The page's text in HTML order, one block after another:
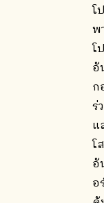
โ
พ
โ
อั
ก
ร่
แ
โ
อั
อ